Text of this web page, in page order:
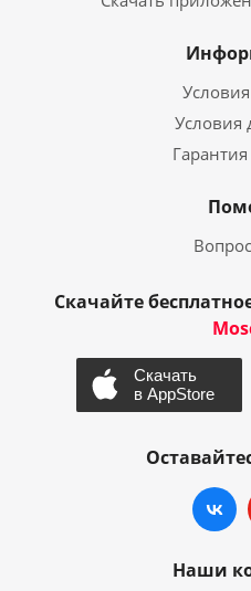
Условия
Скачайте
Наши